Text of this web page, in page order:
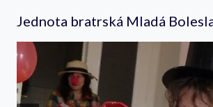
obsah
Jednota bratrská Mladá